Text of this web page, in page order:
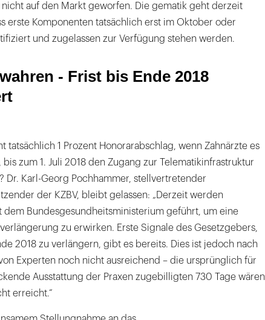
nicht auf den Markt geworfen. Die gematik geht derzeit
erste Komponenten tatsächlich erst im Oktober oder
und zugelassen zur Verfügung stehen werden.
- Frist bis Ende 2018
tatsächlich 1 Prozent Honorarabschlag, wenn Zahnärzte es
bis zum 1. Juli 2018 den Zugang zur Telematikinfrastruktur
Dr. Karl-Georg Pochhammer, stellvertretender
der KZBV, bleibt gelassen: „Derzeit werden
dem Bundesgesundheitsministerium geführt, um eine
zu erwirken. Erste Signale des Gesetzgebers,
2018 zu verlängern, gibt es bereits. Dies ist jedoch nach
Experten noch nicht ausreichend – die ursprünglich für
Ausstattung der Praxen zugebilligten 730 Tage wären
erreicht.“